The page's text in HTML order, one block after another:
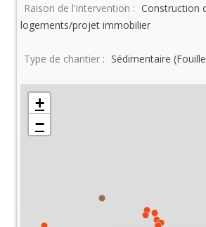
Raison de l'intervention : Construction
logements/projet immobilier
Type de chantier : Sédimentaire
+
−